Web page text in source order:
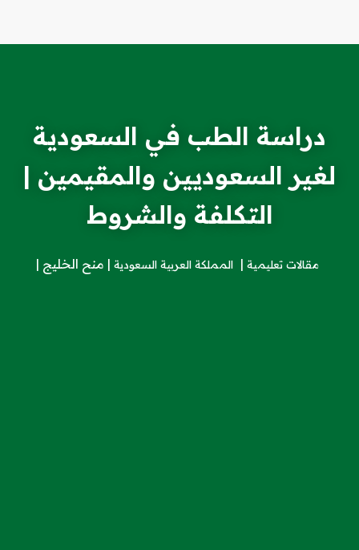
دراسة الطب في السعودية
لغير السعوديين والمقيمين |
التكلفة والشروط
مقالات تعليمية المملكة العربية السعودية منح الخليج